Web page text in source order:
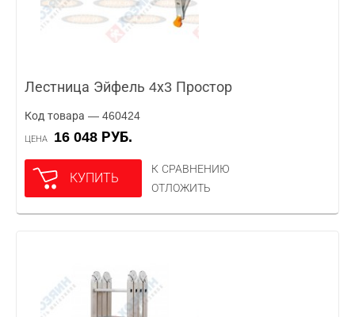
Лестница Эйфель 4х3 Простор
Код товара — 460424
ЦЕНА 16 048 РУБ.
КУПИТЬ
К СРАВНЕНИЮ
ОТЛОЖИТЬ